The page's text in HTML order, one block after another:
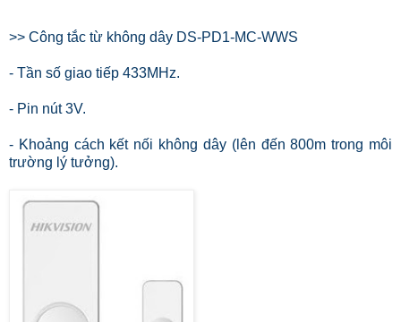
>> Công tắc từ không dây DS-PD1-MC-WWS
- Tần số giao tiếp 433MHz.
- Pin nút 3V.
- Khoảng cách kết nối không dây (lên đến 800m trong môi
trường lý tưởng).